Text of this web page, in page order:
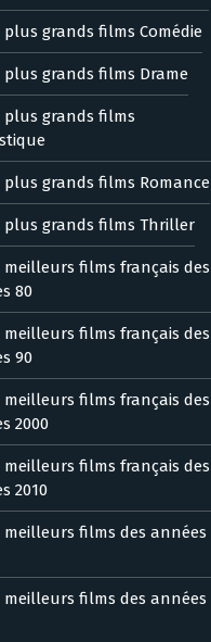
plus grands films Comédie
plus grands films Drame
plus grands films
plus grands films Romance
plus grands films Thriller
meilleurs films français des
80
meilleurs films français des
90
meilleurs films français des
2000
meilleurs films français des
2010
meilleurs films des années
meilleurs films des années